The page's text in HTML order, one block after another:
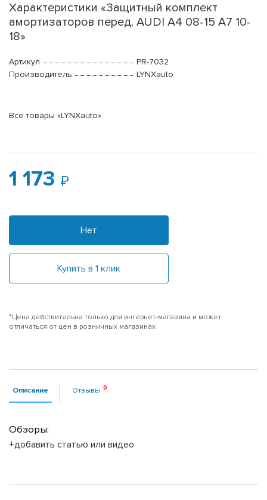
Характеристики «Защитный комплект
амортизаторов перед. AUDI A4 08-15 A7 10-
18»
Артикул
PR-7032
Производитель
LYNXauto
Все товары «LYNXauto»
1 173
Нет
Купить в 1 клик
*Цена действительна только для интернет-магазина и может
отличаться от цен в розничных магазинах
Описание Отзывы
Обзоры:
+добавить статью или видео